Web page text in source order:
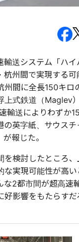
輸送システム「ハイ
杭州間で実現する可
州間に全長150キロ
上式鉄道（Maglev
輸送によりわずか
の英字紙、サウスチ
報じた。
を検討したところ、
な実現可能性が高い
な2都市間が超高速
好影響をもたらすだ